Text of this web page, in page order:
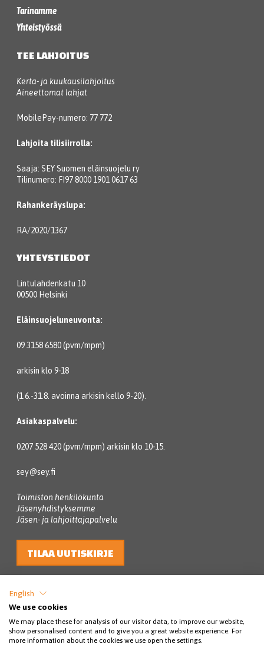
Tarinamme
Yhteistyössä
TEE LAHJOITUS
Kerta- ja kuukausilahjoitus
Aineettomat lahjat
MobilePay-numero: 77 772
Lahjoita tilisiirrolla:
Saaja: SEY Suomen eläinsuojelu ry
Tilinumero: FI97 8000 1901 0617 63
Rahankeräyslupa:
RA/2020/1367
YHTEYSTIEDOT
Lintulahdenkatu 10
00500 Helsinki
Eläinsuojeluneuvonta:
09 3158 6580 (pvm/mpm)
arkisin klo 9-18
(1.6.-31.8. avoinna arkisin kello 9-20).
Asiakaspalvelu:
0207 528 420 (pvm/mpm) arkisin klo 10-15.
sey@sey.fi
Toimiston henkilökunta
Jäsenyhdistyksemme
Jäsen- ja lahjoittajapalvelu
TILAA UUTISKIRJE
English
We use cookies
We may place these for analysis of our visitor data, to improve our website,
show personalised content and to give you a great website experience. For
more information about the cookies we use open the settings.